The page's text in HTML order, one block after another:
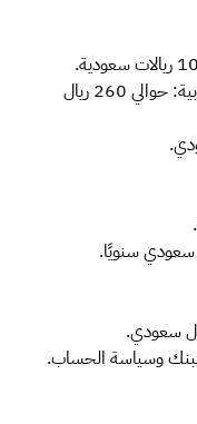
ترجمة كل ورقة من الإنجليزية إلى العربية: حوالي 260 ريال
وسياسة الحساب.